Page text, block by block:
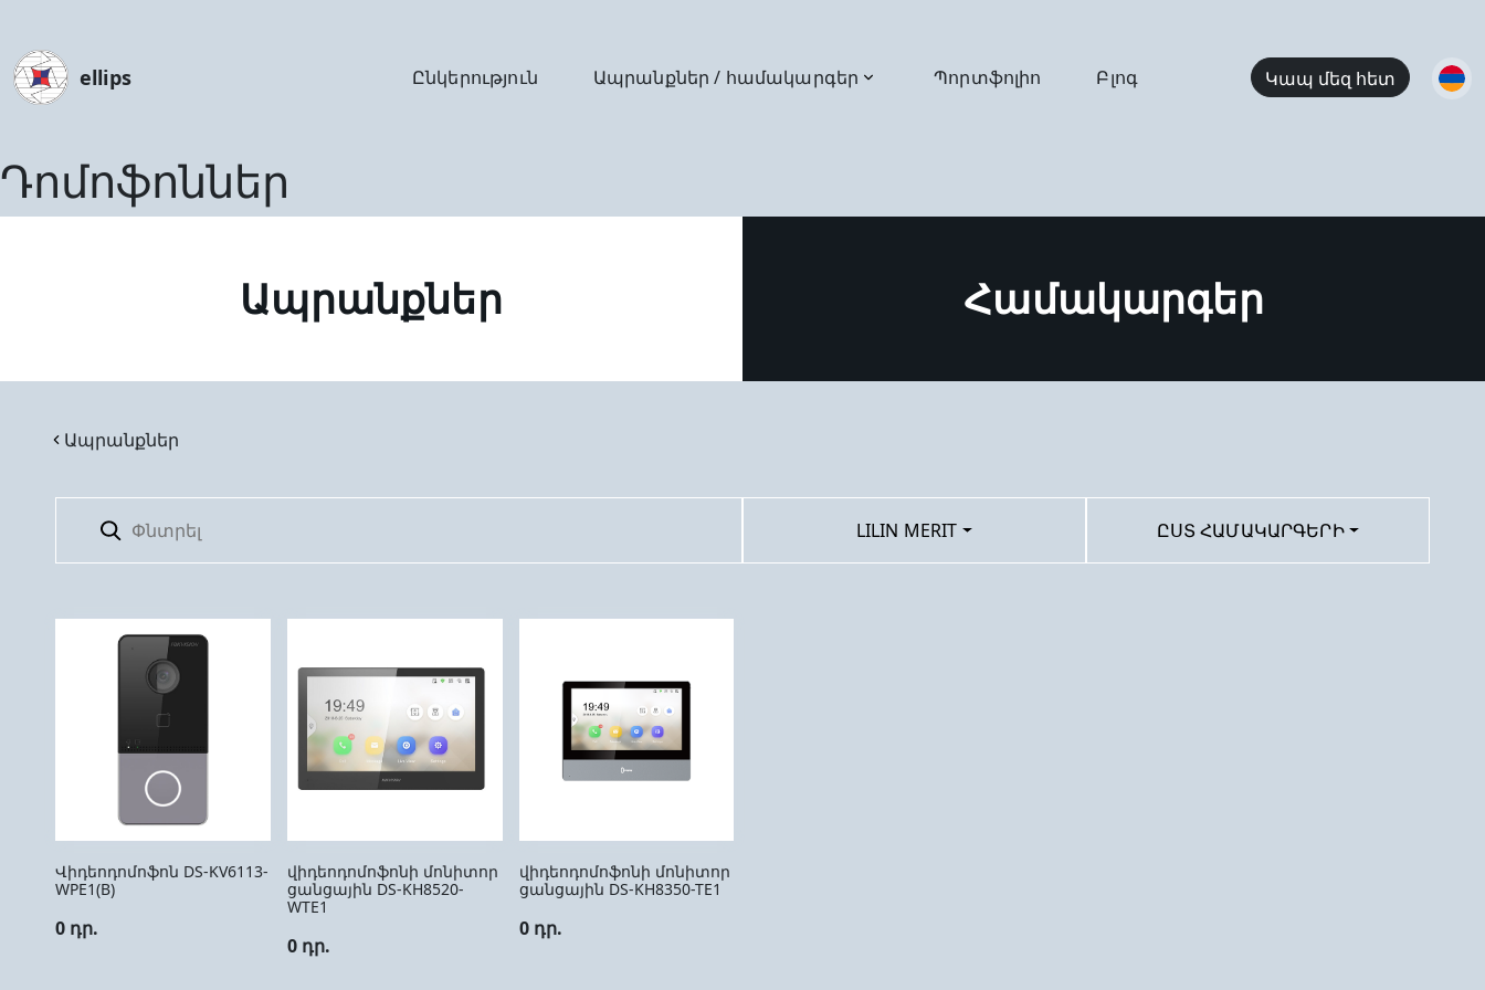
ellips Ընկերություն Ապրանքներ / համակարգեր Պորտֆոլիո Բլոգ Կապ մեզ հետ
Դոմոֆոններ
Ապրանքներ Համակարգեր
Ապրանքներ
LILIN MERIT ԸՍՏ ՀԱՄԱԿԱՐԳԵՐԻ
Վիդեոդոմոֆոն DS-KV6113-
WPE1(B)
0 դր.
վիդեոդոմոֆոնի մոնիտոր
ցանցային DS-KH8520-
WTE1
0 դր.
վիդեոդոմոֆոնի մոնիտոր
ցանցային DS-KH8350-TE1
0 դր.